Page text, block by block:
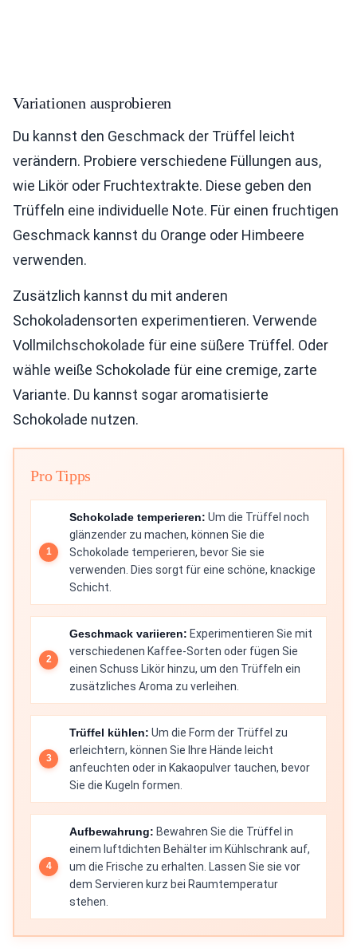
Variationen ausprobieren
Du kannst den Geschmack der Trüffel leicht
verändern. Probiere verschiedene Füllungen aus,
wie Likör oder Fruchtextrakte. Diese geben den
Trüffeln eine individuelle Note. Für einen fruchtigen
Geschmack kannst du Orange oder Himbeere
verwenden.
Zusätzlich kannst du mit anderen
Schokoladensorten experimentieren. Verwende
Vollmilchschokolade für eine süßere Trüffel. Oder
wähle weiße Schokolade für eine cremige, zarte
Variante. Du kannst sogar aromatisierte
Schokolade nutzen.
Pro Tipps
Schokolade temperieren: Um die Trüffel noch
glänzender zu machen, können Sie die
Schokolade temperieren, bevor Sie sie
verwenden. Dies sorgt für eine schöne, knackige
Schicht.
Geschmack variieren: Experimentieren Sie mit
verschiedenen Kaffee-Sorten oder fügen Sie
einen Schuss Likör hinzu, um den Trüffeln ein
zusätzliches Aroma zu verleihen.
Trüffel kühlen: Um die Form der Trüffel zu
erleichtern, können Sie Ihre Hände leicht
anfeuchten oder in Kakaopulver tauchen, bevor
Sie die Kugeln formen.
Aufbewahrung: Bewahren Sie die Trüffel in
einem luftdichten Behälter im Kühlschrank auf,
um die Frische zu erhalten. Lassen Sie sie vor
dem Servieren kurz bei Raumtemperatur
stehen.